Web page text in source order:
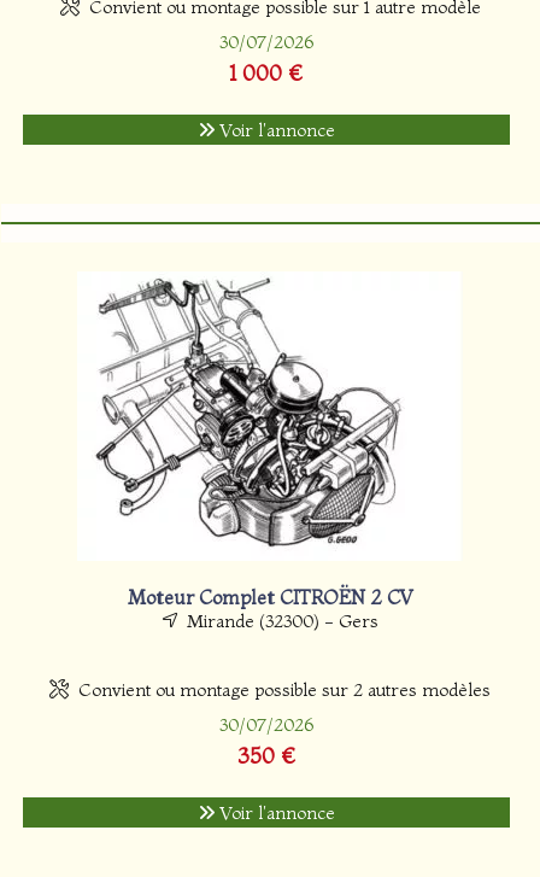
Convient ou montage possible sur 1 autre modèle
30/07/2026
1 000 €
Voir l'annonce
Moteur Complet CITROËN 2 CV
Mirande (32300) - Gers
Convient ou montage possible sur 2 autres modèles
30/07/2026
350 €
Voir l'annonce